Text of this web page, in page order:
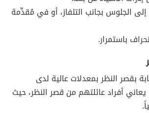
الجلوس بجانب التلفاز، أو في مُقدِّمة
باستمرار.
بقصر النظر بمعدلات عالية لدى
أفراد عائلتهم من قصر النظر، حيث